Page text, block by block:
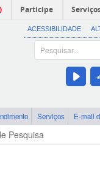
Participe
ACESSIBILIDADE
Serviços E-mail
Pesquisa